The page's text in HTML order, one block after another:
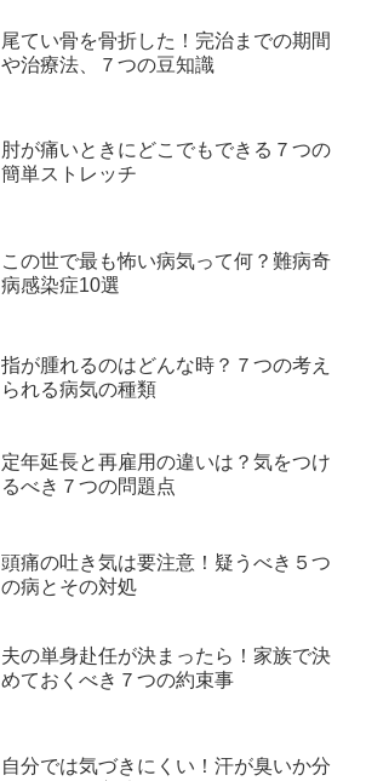
尾てい骨を骨折した！完治までの期間
や治療法、７つの豆知識
肘が痛いときにどこでもできる７つの
簡単ストレッチ
この世で最も怖い病気って何？難病奇
病感染症10選
指が腫れるのはどんな時？７つの考え
られる病気の種類
定年延長と再雇用の違いは？気をつけ
るべき７つの問題点
頭痛の吐き気は要注意！疑うべき５つ
の病とその対処
夫の単身赴任が決まったら！家族で決
めておくべき７つの約束事
自分では気づきにくい！汗が臭いか分